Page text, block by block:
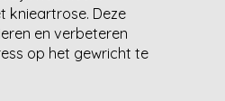
knieartrose. Deze
en verbeteren
op het gewricht te